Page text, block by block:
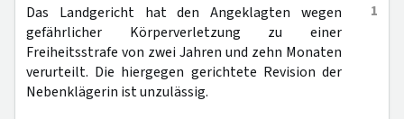
1
Das Landgericht hat den Angeklagten wegen
gefährlicher Körperverletzung zu einer
Freiheitsstrafe von zwei Jahren und zehn Monaten
verurteilt. Die hiergegen gerichtete Revision der
Nebenklägerin ist unzulässig.